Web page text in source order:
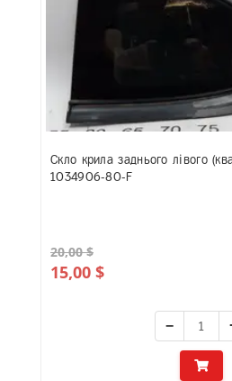
Скло крила заднього лівого
1034906-80-F
20,00 $
15,00 $
−